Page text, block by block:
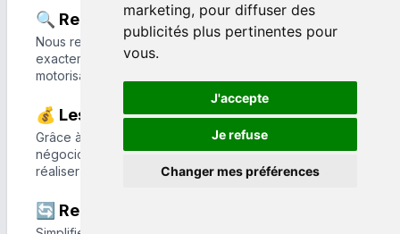
marketing, pour diffuser des
publicités plus pertinentes pour
vous.
J'accepte
Je refuse
Changer mes préférences
🔍 Recherche personnalisée
Nous recherchons le véhicule qui correspond
exactement à vos critères : marque, modèle, finition,
motorisation, options, kilométrage et budget.
💰 Les meilleurs prix négociés
Grâce à notre réseau et à notre expertise, nous
négocions les meilleures opportunités pour vous faire
réaliser des économies.
🔄 Reprise de votre véhicule